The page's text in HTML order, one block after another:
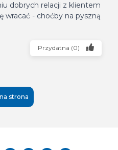
dobrych relacji z klientem
wracać - choćby na pyszną
Przydatna (0)
strona